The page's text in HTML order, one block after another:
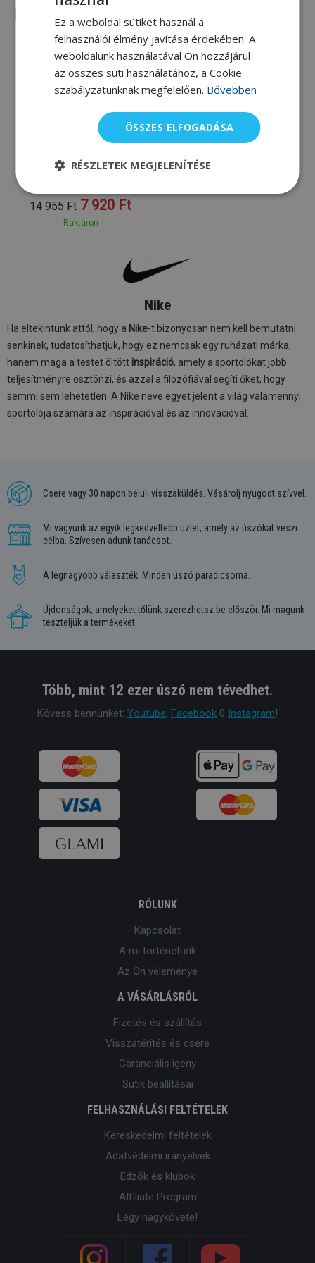
140cm
Nike Scribble Square Leg
14 955 Ft 7 920 Ft
Raktáron
Nike
Ha eltekintünk attól, hogy a Nike-t bizonyosan nem kell bemutatni
senkinek, tudatosíthatjuk, hogy ez nemcsak egy ruházati márka,
hanem maga a testet öltöttinspiráció, amely a sportolókat jobb
teljesítményre ösztönzi, és azzal a filozófiával segíti őket, hogy
semmi sem lehetetlen. A Nike neve egyet jelent a világ valamennyi
sportolója számára az inspirációval és az innovációval.
Csere vagy 30 napon belüli visszaküldés. Vásárolj nyugodt szívvel.
Mi vagyunk az egyik legkedveltebb üzlet, amely az úszókat veszi
célba. Szívesen adunk tanácsot.
A legnagyobb választék. Minden úszó paradicsoma.
Újdonságok, amelyeket tőlünk szerezhetsz be először. Mi magunk
teszteljük a termékeket.
Több, mint 12 ezer úszó nem tévedhet.
Kövess bennünket: Youtube, Facebook 0 Instagram!
RÓLUNK
Kapcsolat
A mi történetünk
Az Ön véleménye
A VÁSÁRLÁSRÓL
Fizetés és szállítás
Visszatérítés és csere
Garanciális igeny
Sütik beállításai
FELHASZNÁLÁSI FELTÉTELEK
Kereskedelmi feltételek
Adatvédelmi irányelvek
Edzők és klubok
Affiliate Program
Légy nagykövete!
Ez a weboldal sütiket használ a
felhasználói élmény javítása érdekében. A
weboldalunk használatával Ön hozzájárul
az összes süti használatához, a Cookie
szabályzatunknak megfelelően. Bővebben
ÖSSZES ELFOGADÁSA
RÉSZLETEK MEGJELENÍTÉSE